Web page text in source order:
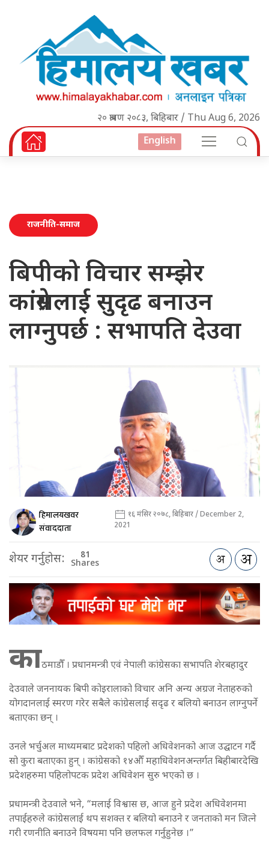
२० श्रावण २०८३, बिहिबार / Thu Aug 6, 2026
English
राजनीति-समाज
बिपीको विचार सम्झेर
कांग्रेसलाई सुदृढ बनाउन
लाग्नुपर्छ : सभापति देउवा
हिमालयखवर
संवाददाता
१६ मंसिर २०७८, बिहिबार / December 2,
2021
शेयर गर्नुहोस: 81
Shares
काठमाडौँ । प्रधानमन्त्री एवं नेपाली कांग्रेसका सभापति शेरबहादुर
देउवाले जननायक बिपी कोइरालाको विचार अनि अन्य अग्रज नेताहरुको
योगदानलाई स्मरण गरेर सबैले कांग्रेसलाई सदृढ र बलियो बनाउन लाग्नुपर्ने
बताएका छन् ।
उनले भर्चुअल माध्यमबाट प्रदेशको पहिलो अधिवेशनको आज उद्घाटन गर्दै
सो कुरा बताएका हुन् । कांग्रेसको १४औँ महाधिवेशनअन्तर्गत बिहीबारदेखि
प्रदेशहरुमा पहिलोपटक प्रदेश अधिवेशन सुरु भएको छ ।
प्रधामन्त्री देउवाले भने, “मलाई विश्वास छ, आज हुने प्रदेश अधिवेशनमा
तपाईहरुले कांग्रेसलाई थप सशक्त र बलियो बनाउने र जनताको मन जित्ने
गरी रणनीति बनाउने विषयमा पनि छलफल गर्नुहुनेछ ।”